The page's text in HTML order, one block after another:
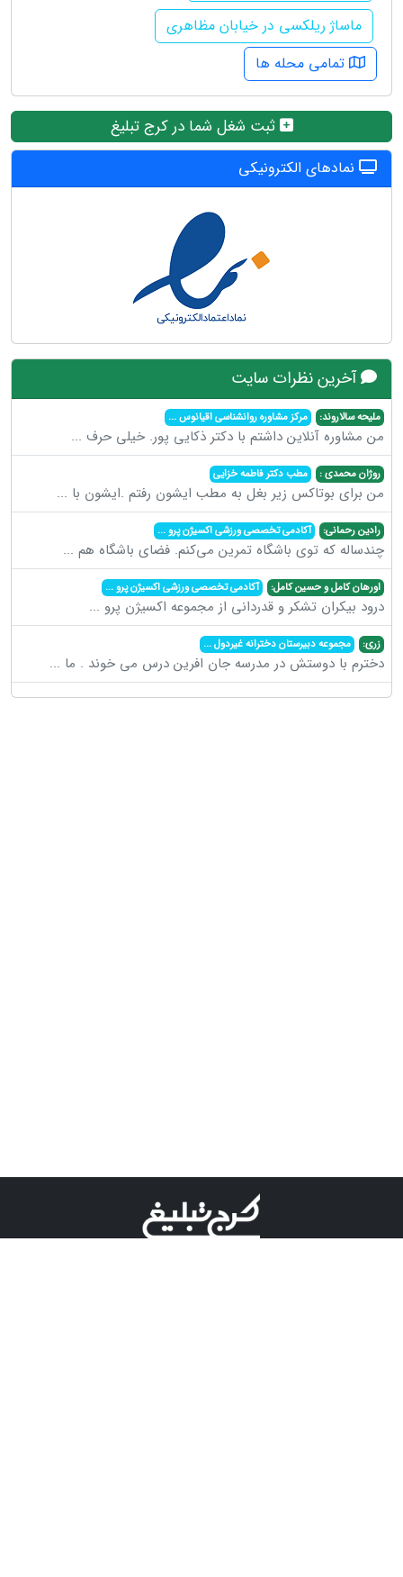
ماساژ ریلکسی در خیابان مظاهری
تمامی محله ها
ثبت شغل شما در کرج تبلیغ
نمادهای الکترونیکی
آخرین نظرات سایت
ملیحه سالاروند: مرکز مشاوره روانشناسی اقیانوس...
من مشاوره آنلاین داشتم با دکتر ذکایی پور. خیلی حرف ...
روژان محمدی : مطب دکتر فاطمه خزایی
من برای بوتاکس زیر بغل به مطب ایشون رفتم .ایشون با ...
رادین رحمانی: آکادمی تخصصی ورزشی اکسیژن پرو...
چندساله که توی باشگاه تمرین می‌کنم. فضای باشگاه هم ...
اورهان کامل و حسین کامل: آکادمی تخصصی ورزشی اکسیژن پرو...
درود بیکران تشکر و قدردانی از مجموعه اکسیژن پرو ...
زری: مجموعه دبیرستان دخترانه غیردول...
دخترم با دوستش در مدرسه جان افرین درس می خوند . ما ...